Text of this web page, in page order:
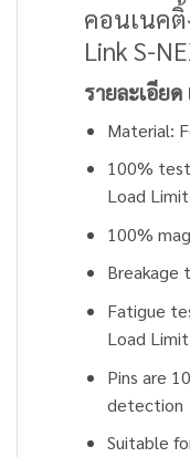
คอนเนคติ้
Link S-
รายละเอีย
Material:
100%
Load Limit
100%
Breakage
Fatigue
Load
Pins are
detection
Suitable